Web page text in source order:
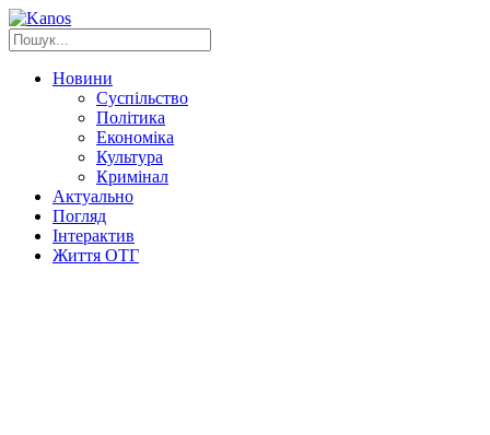
Новини
Суспільство
Політика
Економіка
Культура
Кримінал
Актуально
Погляд
Інтерактив
Життя ОТГ